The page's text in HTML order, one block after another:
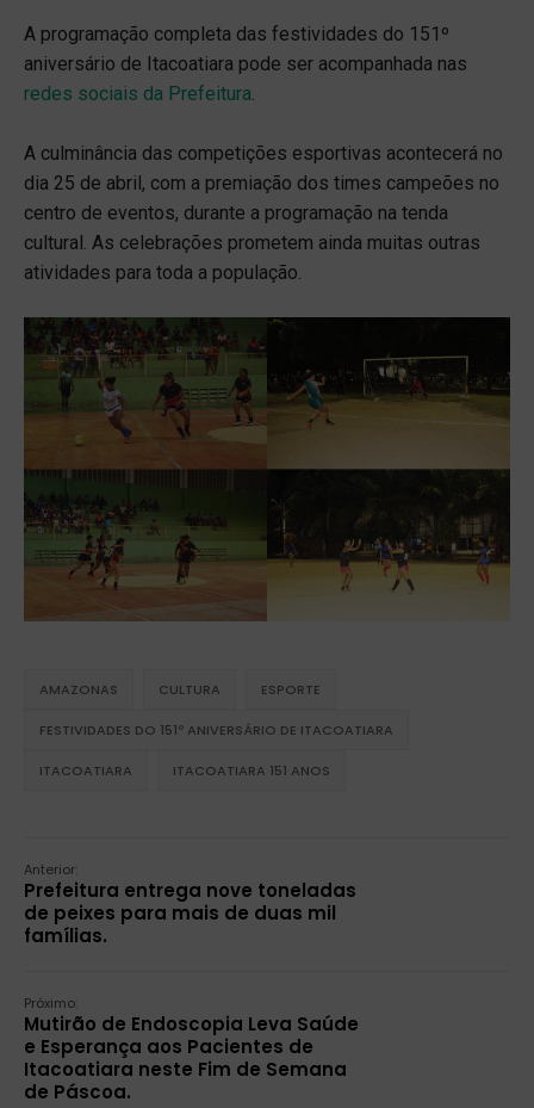
A programação completa das festividades do 151º
aniversário de Itacoatiara pode ser acompanhada nas
redes sociais da Prefeitura.
A culminância das competições esportivas acontecerá no
dia 25 de abril, com a premiação dos times campeões no
centro de eventos, durante a programação na tenda
cultural. As celebrações prometem ainda muitas outras
atividades para toda a população.
AMAZONAS CULTURA ESPORTE
FESTIVIDADES DO 151º ANIVERSÁRIO DE ITACOATIARA
ITACOATIARA ITACOATIARA 151 ANOS
Anterior:
Prefeitura entrega nove toneladas
de peixes para mais de duas mil
famílias.
Próximo:
Mutirão de Endoscopia Leva Saúde
e Esperança aos Pacientes de
Itacoatiara neste Fim de Semana
de Páscoa.